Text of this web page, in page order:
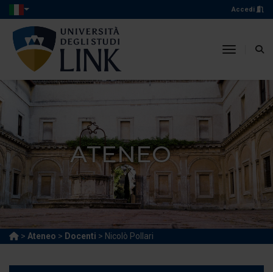
Accedi
toggle
ATENEO
> Ateneo > Docenti > Nicolò Pollari